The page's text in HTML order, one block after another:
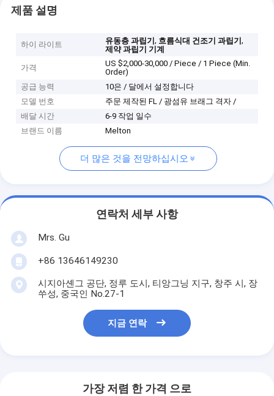
제품 설명
하이 라이트 유동층 과립기, 흐름식대 건조기 과립기,
제약 과립기 기계
가격
US $2,000-30,000 / Piece / 1 Piece (Min.
Order)
공급 능력
10은 / 달에서 설정합니다
모델 번호
주문 제작된 FL / 광섬유 브래그 격자 /
배달 시간
6-9 작업 일수
브랜드 이름
Melton
더 많은 것을 전망하십시오
연락처 세부 사항
Mrs. Gu
+86 13646149230
시지아셴그 공단, 정루 도시, 티앙그닝 지구, 창주 시, 장
쑤성, 중국인 No.27-1
지금 연락
가장 저렴 한 가격 으로